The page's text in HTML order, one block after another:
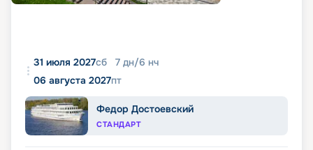
31 июля 2027сб 7 дн/6 нч
06 августа 2027пт
Федор Достоевский
СТАНДАРТ